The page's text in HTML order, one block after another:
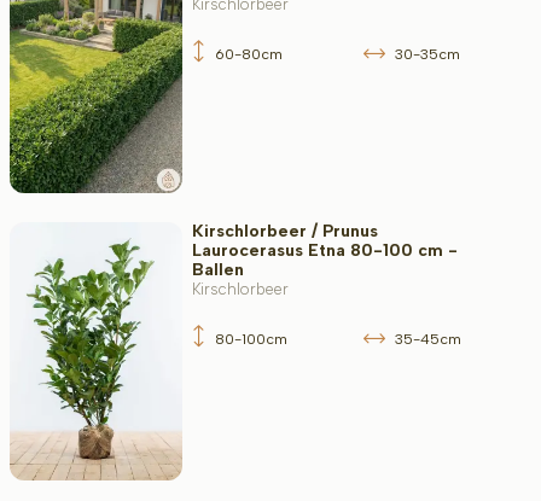
Kirschlorbeer
60-80cm 30-35cm
Kirschlorbeer / Prunus
Laurocerasus Etna 80-100 cm -
Ballen
Kirschlorbeer
80-100cm 35-45cm